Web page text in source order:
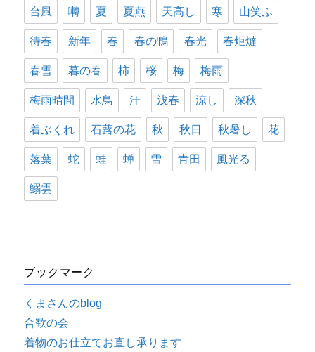
台風 囀 夏 夏燕 天高し 寒 山笑ふ
待春 新年 春 春の鴨 春光 春炬燵
春雪 暮の春 柿 桜 梅 梅雨
梅雨晴間 水鳥 汗 浅春 涼し 深秋
着ぶくれ 石蕗の花 秋 秋日 秋暑し 花
落葉 蛇 蛙 蝉 雪 青田 風光る
鰯雲
ブックマーク
くまさんのblog
合歓の会
着物のお仕立てお直し承ります